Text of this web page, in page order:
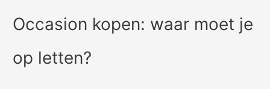
Occasion kopen: waar moet je
op letten?